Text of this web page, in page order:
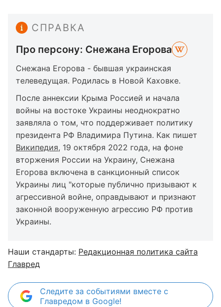
СПРАВКА
Про персону: Снежана Егорова
Снежана Егорова - бывшая украинская
телеведущая. Родилась в Новой Каховке.
После аннексии Крыма Россией и начала
войны на востоке Украины неоднократно
заявляла о том, что поддерживает политику
президента РФ Владимира Путина. Как пишет
Википедия, 19 октября 2022 года, на фоне
вторжения России на Украину, Снежана
Егорова включена в санкционный список
Украины лиц "которые публично призывают к
агрессивной войне, оправдывают и признают
законной вооруженную агрессию РФ против
Украины.
Наши стандарты: Редакционная политика сайта
Главред
Следите за событиями вместе с
Главредом в Google!